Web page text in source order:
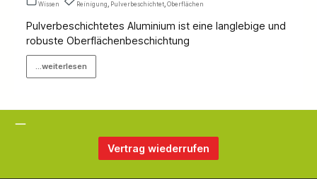
Wissen Reinigung , Pulverbeschichtet, Oberflächen
Pulverbeschichtetes Aluminium ist eine langlebige und
robuste Oberflächenbeschichtung
...weiterlesen
Vertrag wiederrufen